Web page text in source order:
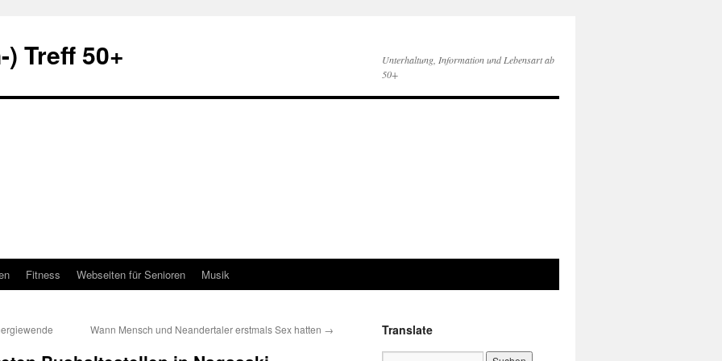
Treff 50+
Unterhaltung, Information und Lebensart ab
50+
Fitness Webseiten für Senioren Musik
Wann Mensch und Neandertaler erstmals Sex hatten → Translate